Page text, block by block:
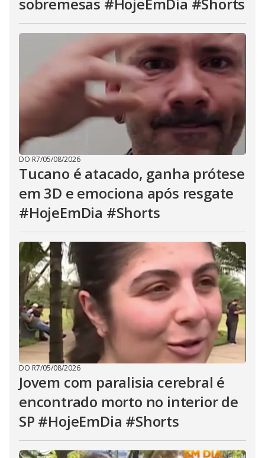
DO R7/05/08/2026
Tucano é atacado, ganha prótese
em 3D e emociona após resgate
#HojeEmDia #Shorts
DO R7/05/08/2026
Jovem com paralisia cerebral é
encontrado morto no interior de
SP #HojeEmDia #Shorts